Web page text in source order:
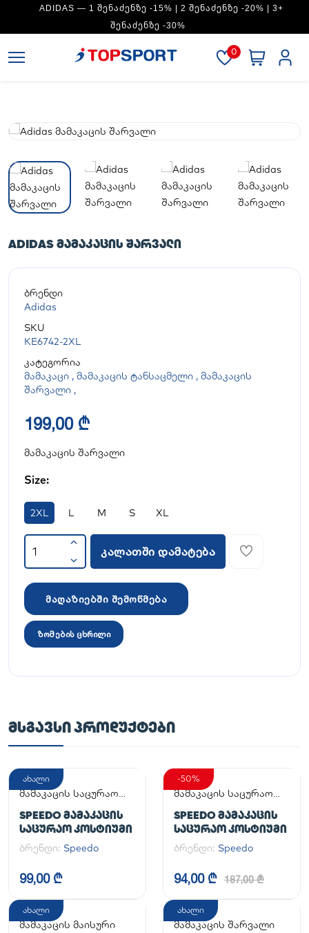
ADIDAS — 1 ᲨᲔᲜᲐᲫᲔᲜᲖᲔ -15% | 2 ᲨᲔᲜᲐᲫᲔᲜᲖᲔ -20% | 3+
ᲨᲔᲜᲐᲫᲔᲜᲖᲔ -30%
0
ADIDAS ᲛᲐᲛᲐᲙᲐᲪᲘᲡ ᲨᲐᲠᲕᲐᲚᲘ
ბრენდი
Adidas
SKU
KE6742-2XL
კატეგორია
მამაკაცი , მამაკაცის ტანსაცმელი , მამაკაცის
შარვალი ,
199,00 ₾
მამაკაცის შარვალი
Size:
2XL L M S XL
კალათში დამატება
მაღაზიებში შემოწმება
ზომების ცხრილი
ᲛᲡᲒᲐᲕᲡᲘ ᲞᲠᲝᲓᲣᲥᲢᲔᲑᲘ
ახალი
მამაკაცის საცურაო
SPEEDO ᲛᲐᲛᲐᲙᲐᲪᲘᲡ
ᲡᲐᲪᲣᲠᲐᲝ ᲙᲝᲡᲢᲘᲣᲛᲘ
ბრენდი: Speedo
99,00 ₾
-50%
მამაკაცის საცურაო
SPEEDO ᲛᲐᲛᲐᲙᲐᲪᲘᲡ
ᲡᲐᲪᲣᲠᲐᲝ ᲙᲝᲡᲢᲘᲣᲛᲘ
ბრენდი: Speedo
94,00 ₾ 187,00 ₾
ახალი
მამაკაცის მაისური
ახალი
მამაკაცის შარვალი